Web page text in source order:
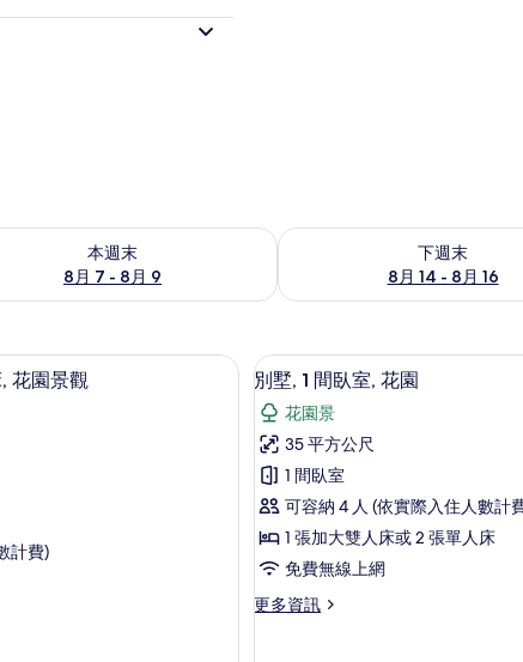
本週末
8月 7 - 8月 9
末 (8月 7 - 8月 9) 的供應情況
下週末
8月 14 - 8月 16
查看下週末 (8月 14 - 8月 16)
、客房內保險箱
標準雙人房, 1 張標準雙人床, 花園景觀 | 1 間臥室、Select Comfort 床墊、迷
花園景觀
計費)
顯
示
別
墅,
間
臥
室,
花
別
6
別墅, 1 間臥室, 花園
花園景
35 平方公尺
1 間臥室
可容納 4 人 (依實際入住人數計
1 張加大雙人床或 2 張單人床
免費無線上網
更多資訊
更